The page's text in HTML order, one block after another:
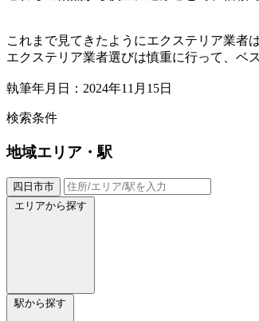
これまで見てきたようにエクステリア業者
エクステリア業者選びは慎重に行って、ベ
執筆年月日：2024年11月15日
検索条件
地域エリア・駅
四日市市
エリアから探す
駅から探す